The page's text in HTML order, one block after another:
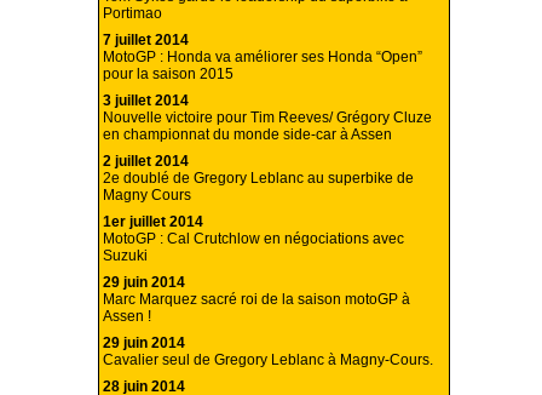
Portimao
7 juillet 2014
MotoGP : Honda va améliorer ses Honda “Open”
pour la saison 2015
3 juillet 2014
Nouvelle victoire pour Tim Reeves/ Grégory Cluze
en championnat du monde side-car à Assen
2 juillet 2014
2e doublé de Gregory Leblanc au superbike de
Magny Cours
1er juillet 2014
MotoGP : Cal Crutchlow en négociations avec
Suzuki
29 juin 2014
Marc Marquez sacré roi de la saison motoGP à
Assen !
29 juin 2014
Cavalier seul de Gregory Leblanc à Magny-Cours.
28 juin 2014